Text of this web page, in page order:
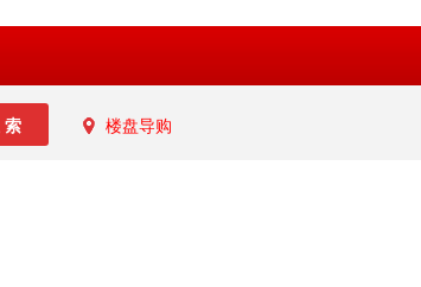
楼盘导购